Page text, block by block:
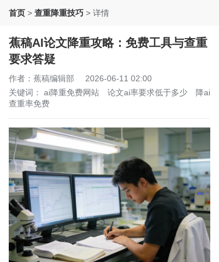
首页 > 查重降重技巧 > 详情
蕉稿AI论文降重攻略：免费工具与查重
要求答疑
作者：蕉稿编辑部
2026-06-11 02:00
关键词： ai降重免费网站 论文ai率要求低于多少
降ai
查重率免费